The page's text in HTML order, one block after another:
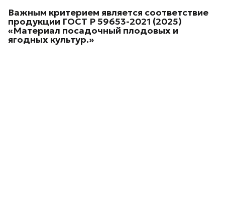
Важным критерием является соответствие
продукции ГОСТ Р 59653-2021 (2025)
«Материал посадочный плодовых и
ягодных культур.»